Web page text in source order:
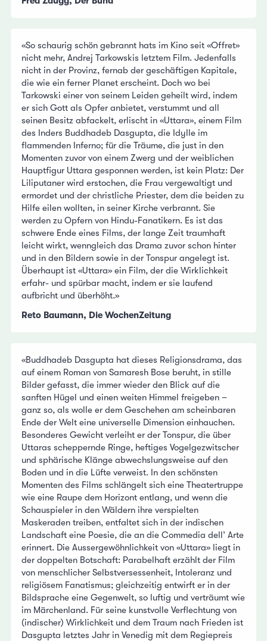
«So schaurig schön gebrannt hats im Kino seit «Offret»
nicht mehr, Andrej Tarkowskis letztem Film. Jedenfalls
nicht in der Provinz, fernab der geschäftigen Kapitale,
die wie ein ferner Planet erscheint. Doch wo bei
Tarkowski einer von seinem Leiden geheilt wird, indem
er sich Gott als Opfer anbietet, verstummt und all
seinen Besitz abfackelt, erlischt in «Uttara», einem Film
des Inders Buddhadeb Dasgupta, die Idylle im
flammenden Inferno; für die Träume, die just in den
Momenten zuvor von einem Zwerg und der weiblichen
Hauptfigur Uttara gesponnen werden, ist kein Platz: Der
Liliputaner wird erstochen, die Frau vergewaltigt und
ermordet und der christliche Priester, dem die beiden zu
Hilfe eilen wollten, in seiner Kirche verbrannt. Sie
werden zu Opfern von Hindu-Fanatikern. Es ist das
schwere Ende eines Films, der lange Zeit traumhaft
leicht wirkt, wenngleich das Drama zuvor schon hinter
und in den Bildern sowie in der Tonspur angelegt ist.
Überhaupt ist «Uttara» ein Film, der die Wirklichkeit
erfahr- und spürbar macht, indem er sie laufend
aufbricht und überhöht.»
Reto Baumann, Die WochenZeitung
«Buddhadeb Dasgupta hat dieses Religionsdrama, das
auf einem Roman von Samaresh Bose beruht, in stille
Bilder gefasst, die immer wieder den Blick auf die
sanften Hügel und einen weiten Himmel freigeben –
ganz so, als wolle er dem Geschehen am scheinbaren
Ende der Welt eine universelle Dimension einhauchen.
Besonderes Gewicht verleiht er der Tonspur, die über
Uttaras scheppernde Ringe, heftiges Vogelgezwitscher
und sphärische Klänge abwechslungsweise auf den
Boden und in die Lüfte verweist. In den schönsten
Momenten des Films schlängelt sich eine Theatertruppe
wie eine Raupe dem Horizont entlang, und wenn die
Schauspieler in den Wäldern ihre verspielten
Maskeraden treiben, entfaltet sich in der indischen
Landschaft eine Poesie, die an die Commedia dell’ Arte
erinnert. Die Aussergewöhnlichkeit von «Uttara» liegt in
der doppelten Botschaft: Parabelhaft erzählt der Film
von menschlicher Selbstversessenheit, Intoleranz und
religiösem Fanatismus; gleichzeitig entwirft er in der
Bildsprache eine Gegenwelt, so luftig und verträumt wie
im Märchenland. Für seine kunstvolle Verflechtung von
(indischer) Wirklichkeit und dem Traum nach Frieden ist
Dasgupta letztes Jahr in Venedig mit dem Regiepreis